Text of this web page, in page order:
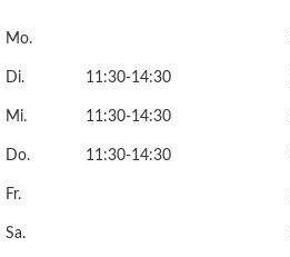
Mo.
Di. 11:30-14:30
Mi. 11:30-14:30
Do. 11:30-14:30
Fr.
Sa.